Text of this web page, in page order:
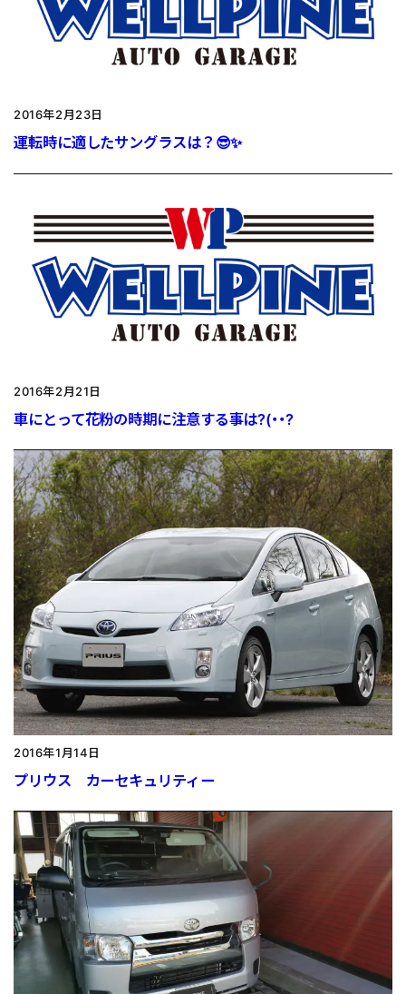
2016年2月23日
運転時に適したサングラスは？😎✨
2016年2月21日
車にとって花粉の時期に注意する事は?(・・?
2016年1月14日
プリウス カーセキュリティー